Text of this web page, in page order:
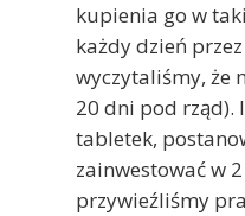
kupienia go w
każdy dzień
wyczytaliśmy, że
20 dni pod rząd).
tabletek,
zainwestować w
przywieźliśmy